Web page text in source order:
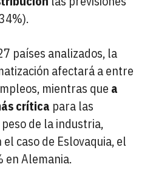
países analizados, la
afectará a entre
mientras que a
crítica para las
de la industria,
caso de Eslovaquia, el
en Alemania.